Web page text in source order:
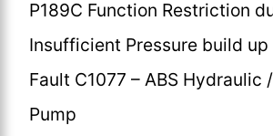
P189C Function Restriction
Insufficient Pressure build up
Fault C1077 – ABS Hydraulic
Pump